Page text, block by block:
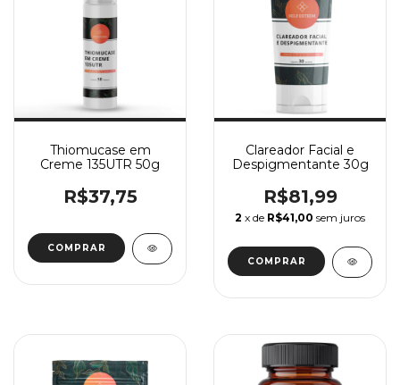
Thiomucase em
Creme 135UTR 50g
R$37,75
Clareador Facial e
Despigmentante 30g
R$81,99
2 x de R$41,00 sem juros